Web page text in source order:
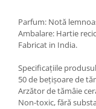
Parfum: Notă
Ambalare: Hartie
Fabricat in India.
Specificațiile
50 de bețișoare de
Arzător de tămâie
Non-toxic, fără